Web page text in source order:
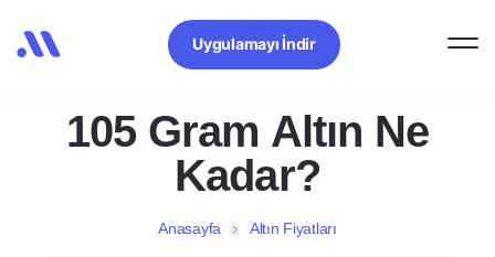
Uygulamayı İndir
105 Gram Altın Ne
Kadar?
Anasayfa Altın Fiyatları